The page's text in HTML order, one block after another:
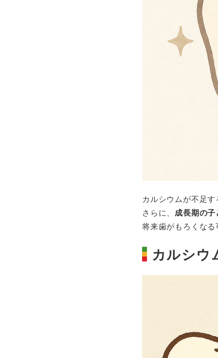
カルシウムが不足
さらに、 成長期の
将来歯がもろくな
カルシウ